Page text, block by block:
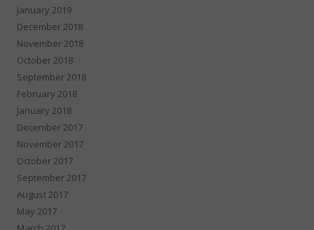
January 2019
December 2018
November 2018
October 2018
September 2018
February 2018
January 2018
December 2017
November 2017
October 2017
September 2017
August 2017
May 2017